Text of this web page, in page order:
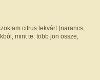
citrus lekvárt (narancs,
mint te: több jön össze,